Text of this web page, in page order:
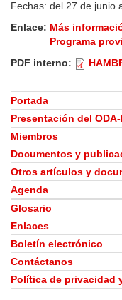
Fechas: del 27 de junio
Enlace: Más
Programa
PDF interno:
Portada
Presentación del ODA-
Miembros
Documentos y
Otros artículos y
Agenda
Glosario
Enlaces
Boletín electrónico
Contáctanos
Política de privacidad